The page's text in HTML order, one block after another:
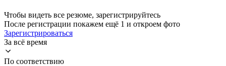
Чтобы видеть все резюме, зарегистрируйтесь
После регистрации покажем ещё 1 и откроем фото
Зарегистрироваться
За всё время
По соответствию